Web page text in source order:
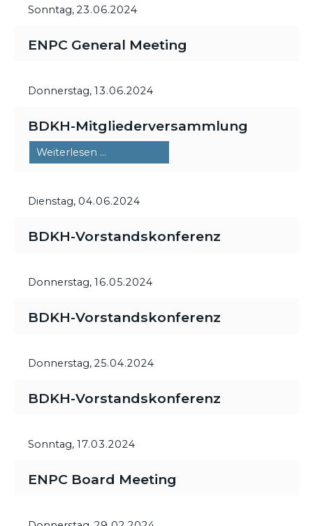
Sonntag, 23.06.2024
ENPC General Meeting
Donnerstag, 13.06.2024
BDKH-Mitgliederversammlung
Weiterlesen …
Dienstag, 04.06.2024
BDKH-Vorstandskonferenz
Donnerstag, 16.05.2024
BDKH-Vorstandskonferenz
Donnerstag, 25.04.2024
BDKH-Vorstandskonferenz
Sonntag, 17.03.2024
ENPC Board Meeting